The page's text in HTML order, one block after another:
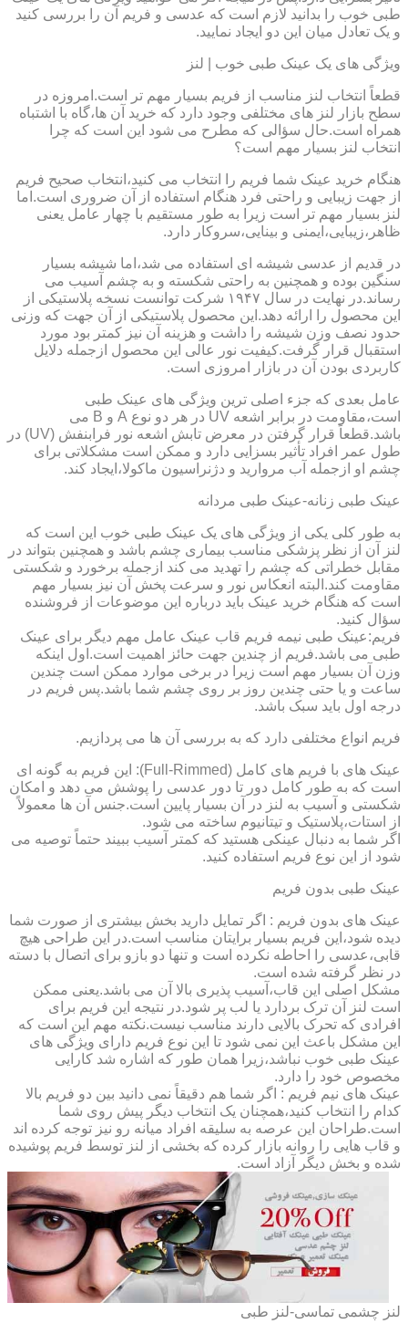
طبی خوب را بدانید لازم است که عدسی و فریم آن را بررسی کنید
و یک تعادل میان این دو ایجاد نمایید.
ویژگی های یک عینک طبی خوب | لنز
قطعاً انتخاب لنز مناسب از فریم بسیار مهم تر است.امروزه در
سطح بازار لنز های مختلفی وجود دارد که خرید آن ها،گاه با اشتباه
همراه است.حال سؤالی که مطرح می شود این است که چرا
انتخاب لنز بسیار مهم است؟
هنگام خرید عینک شما فریم را انتخاب می کنید،انتخاب صحیح فریم
از جهت زیبایی و راحتی فرد هنگام استفاده از آن ضروری است.اما
لنز بسیار مهم تر است زیرا به طور مستقیم با چهار عامل یعنی
ظاهر،زیبایی،ایمنی و بینایی،سروکار دارد.
در قدیم از عدسی شیشه ای استفاده می شد،اما شیشه بسیار
سنگین بوده و همچنین به راحتی شکسته و به چشم آسیب می
رساند.در نهایت در سال ۱۹۴۷ شرکت توانست نسخه پلاستیکی از
این محصول را ارائه دهد.این محصول پلاستیکی از آن جهت که وزنی
حدود نصف وزن شیشه را داشت و هزینه آن نیز کمتر بود مورد
استقبال قرار گرفت.کیفیت نور عالی این محصول ازجمله دلایل
کاربردی بودن آن در بازار امروزی است.
عامل بعدی که جزء اصلی ترین ویژگی های عینک طبی
است،مقاومت در برابر اشعه UV در هر دو نوع A و B می
باشد.قطعاً قرار گرفتن در معرض تابش اشعه نور فرابنفش (UV) در
طول عمر افراد تأثیر بسزایی دارد و ممکن است مشکلاتی برای
چشم او ازجمله آب مروارید و دژنراسیون ماکولا،ایجاد کند.
عینک طبی زنانه-عینک طبی مردانه
به طور کلی یکی از ویژگی های یک عینک طبی خوب این است که
لنز آن از نظر پزشکی مناسب بیماری چشم باشد و همچنین بتواند در
مقابل خطراتی که چشم را تهدید می کند ازجمله برخورد و شکستی
مقاومت کند.البته انعکاس نور و سرعت پخش آن نیز بسیار مهم
است که هنگام خرید عینک باید درباره این موضوعات از فروشنده
سؤال کنید.
فریم:عینک طبی نیمه فریم قاب عینک عامل مهم دیگر برای عینک
طبی می باشد.فریم از چندین جهت حائز اهمیت است.اول اینکه
وزن آن بسیار مهم است زیرا در برخی موارد ممکن است چندین
ساعت و یا حتی چندین روز بر روی چشم شما باشد.پس فریم در
درجه اول باید سبک باشد.
فریم انواع مختلفی دارد که به بررسی آن ها می پردازیم.
عینک های با فریم های کامل (Full-Rimmed): این فریم به گونه ای
است که به طور کامل دور تا دور عدسی را پوشش می دهد و امکان
شکستی و آسیب به لنز در آن بسیار پایین است.جنس آن ها معمولاً
از استات،پلاستیک و تیتانیوم ساخته می شود.
اگر شما به دنبال عینکی هستید که کمتر آسیب ببیند حتماً توصیه می
شود از این نوع فریم استفاده کنید.
عینک طبی بدون فریم
عینک های بدون فریم : اگر تمایل دارید بخش بیشتری از صورت شما
دیده شود،این فریم بسیار برایتان مناسب است.در این طراحی هیچ
قابی،عدسی را احاطه نکرده است و تنها دو بازو برای اتصال با دسته
در نظر گرفته شده است.
مشکل اصلی این قاب،آسیب پذیری بالا آن می باشد.یعنی ممکن
است لنز آن ترک بردارد یا لب پر شود.در نتیجه این فریم برای
افرادی که تحرک بالایی دارند مناسب نیست.نکته مهم این است که
این مشکل باعث این نمی شود تا این نوع فریم دارای ویژگی های
عینک طبی خوب نباشد،زیرا همان طور که اشاره شد کارایی
مخصوص خود را دارد.
عینک های نیم فریم : اگر شما هم دقیقاً نمی دانید بین دو فریم بالا
کدام را انتخاب کنید،همچنان یک انتخاب دیگر پیش روی شما
است.طراحان این عرصه به سلیقه افراد میانه رو نیز توجه کرده اند
و قاب هایی را روانه بازار کرده که بخشی از لنز توسط فریم پوشیده
شده و بخش دیگر آزاد است.
لنز چشمی تماسی-لنز طبی